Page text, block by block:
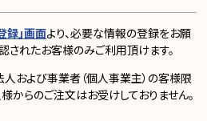
録」画面より、必要な情報の登録をお願
されたお客様のみご利用頂けます。
人および事業者（個人事業主）の客様限
からのご注文はお受けしておりません。